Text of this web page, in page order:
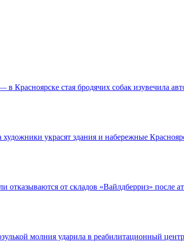
в Красноярске стая бродячих собак изувечила
украсят здания и набережные
отказываются от складов «Вайлдберриз» после
молния ударила в реабилитационный центр